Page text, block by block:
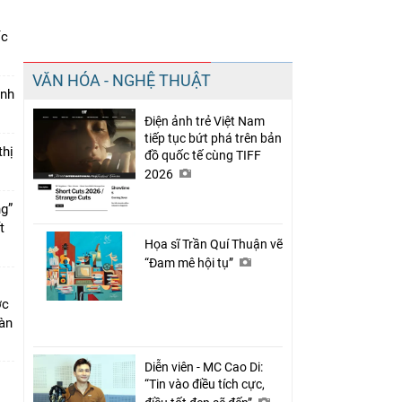
Chia sẻ
Facebook
VĂN HÓA - NGHỆ THUẬT
Điện ảnh trẻ Việt Nam
tiếp tục bứt phá trên bản
đồ quốc tế cùng TIFF
2026
Họa sĩ Trần Quí Thuận vẽ
“Đam mê hội tụ”
Diễn viên - MC Cao Di:
“Tin vào điều tích cực,